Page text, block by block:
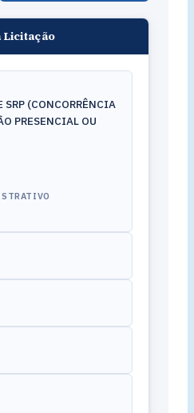
Licitação
SRP (CONCORRÊNCIA
PRESENCIAL OU